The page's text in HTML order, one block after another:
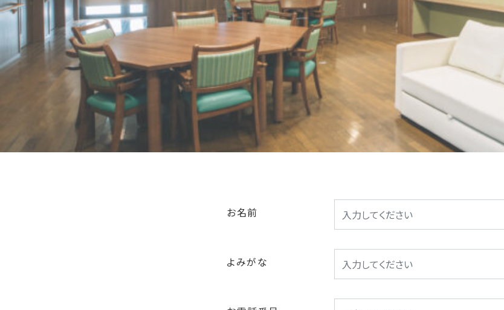
お名前
よみがな